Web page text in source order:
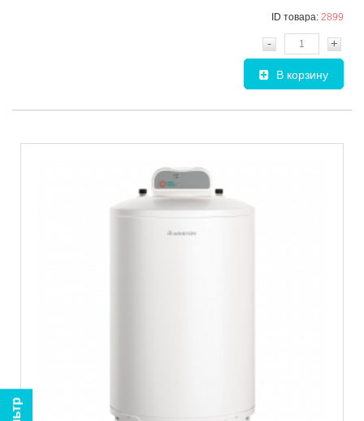
ID товара: 2899
- +
В корзину